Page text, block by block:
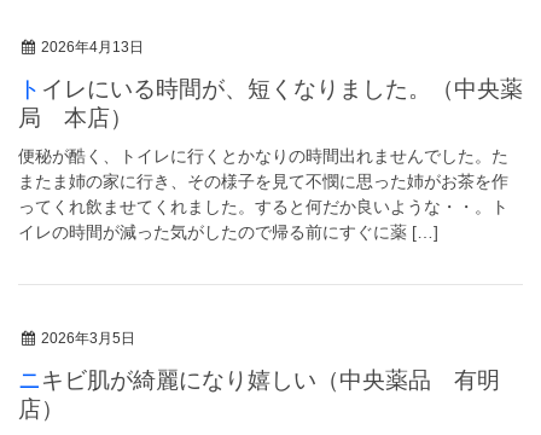
2026年4月13日
トイレにいる時間が、短くなりました。（中央薬
局 本店）
便秘が酷く、トイレに行くとかなりの時間出れませんでした。た
またま姉の家に行き、その様子を見て不憫に思った姉がお茶を作
ってくれ飲ませてくれました。すると何だか良いような・・。ト
イレの時間が減った気がしたので帰る前にすぐに薬 […]
2026年3月5日
ニキビ肌が綺麗になり嬉しい（中央薬品 有明
店）